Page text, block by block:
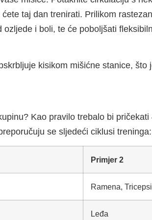
taj dan trenirati. Prilikom
i boli, te će poboljšati
kisikom mišićne stanice,
Kao pravilo trebalo bi
se sljedeći ciklusi treninga:
Primjer 2
Ramena, Tricepsi
Leđa